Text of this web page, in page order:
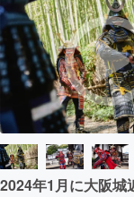
アート
テクノ
映像・
ビジネ
2024年1月に大阪城